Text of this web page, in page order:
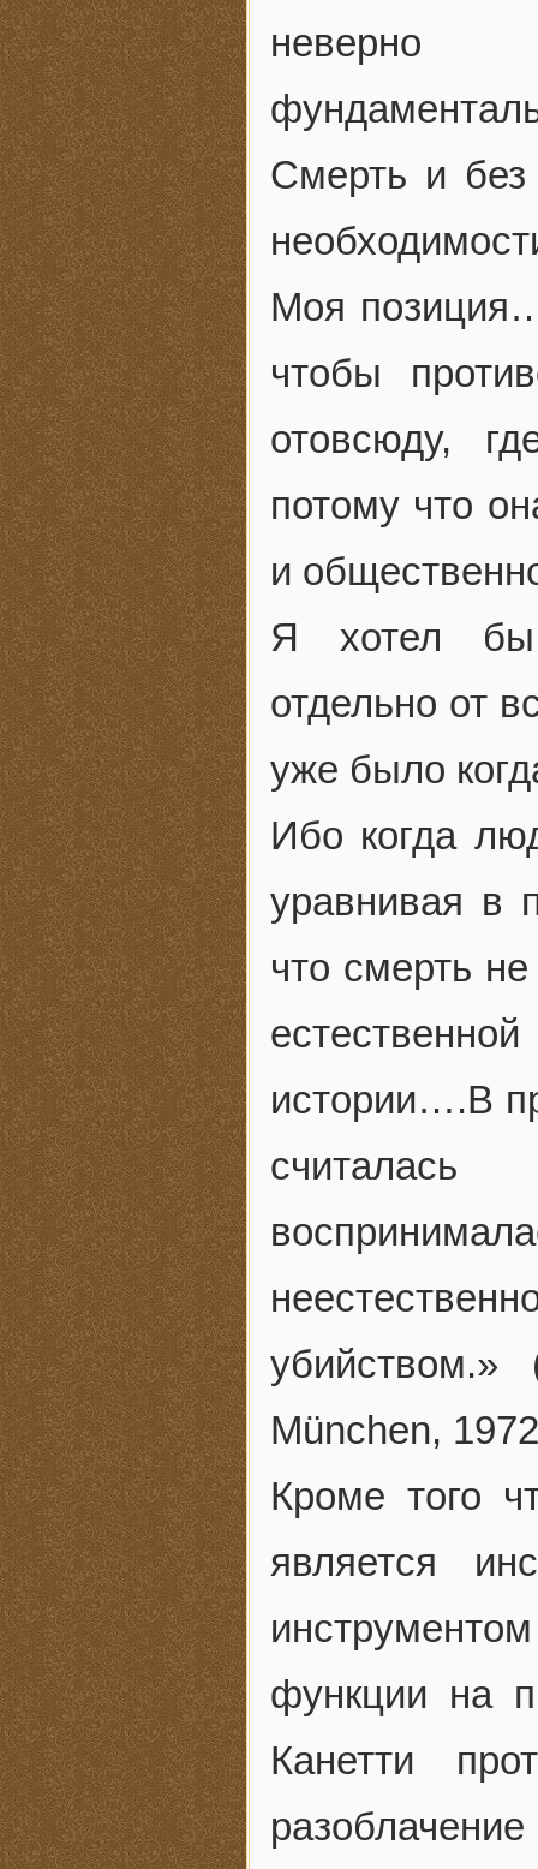
неверно
Смерть и
Моя
чтобы
отовсюду,
потому что
и
Я хотел бы,
отдельно от
уже было
Ибо когда
уравнивая в
что смерть
истории….В
считалась
München,
Кроме того
является
функции на
Канетти